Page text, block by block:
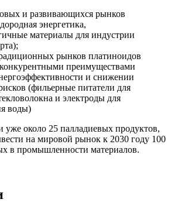
и развивающихся рынков
энергетика,
материалы для индустрии
рынков платиноидов
преимуществами
и снижении
(фильерные питатели для
и электроды для
воды)
около 25 палладиевых продуктов,
на мировой рынок к 2030 году 100
в промышленности материалов.